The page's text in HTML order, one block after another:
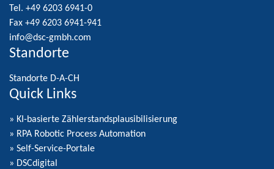
Tel. +49 6203 6941-0
Fax +49 6203 6941-941
info@dsc-gmbh.com
Standorte
Standorte D-A-CH
Quick Links
» KI-basierte Zählerstandsplausibilisierung
» RPA Robotic Process Automation
» Self-Service-Portale
» DSCdigital